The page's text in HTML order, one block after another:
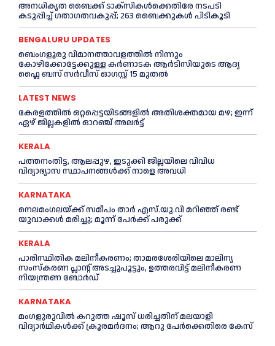
അനധികൃത ബൈക്ക് ടാക്‌സികൾക്കെതിരേ നടപടി
കടുപ്പിച്ച് ഗതാഗതവകുപ്പ്; 263 ബൈക്കുകള്‍ പിടികൂടി
BENGALURU UPDATES
ബെംഗളൂരു വിമാനത്താവളത്തിൽ നിന്നും
കോഴിക്കോട്ടേക്കുള്ള കർണാടക ആർടിസിയുടെ ആദ്യ
ഫ്ലൈ ബസ് സര്‍വീസ് ഓഗസ്റ്റ് 15 മുതല്‍
LATEST NEWS
കേരളത്തില്‍ ഒറ്റപ്പെട്ടയിടങ്ങളില്‍ അതിശക്തമായ മഴ; ഇന്ന്
ഏഴ് ജില്ലകളില്‍ ഓറഞ്ച് അലര്‍ട്ട്
KERALA
പത്തനംതിട്ട, ആലപ്പുഴ, ഇടുക്കി ജില്ലയിലെ വിവിധ
വിദ്യാഭ്യാസ സ്ഥാപനങ്ങള്‍ക്ക് നാളെ അവധി
KARNATAKA
നെലമംഗലയ്ക്ക് സമീപം താർ എസ്‌.യു.വി മറിഞ്ഞ് രണ്ട്
യുവാക്കൾ മരിച്ചു; മൂന്ന് പേർക്ക് പരുക്ക്
KERALA
പാരിസ്ഥിതിക മലിനീകരണം; താമരശേരിയിലെ മാലിന്യ
സംസ്കരണ പ്ലാന്റ് അടച്ചുപൂട്ടും, ഉത്തരവിട്ട് മലിനീകരണ
നിയന്ത്രണ ബോർഡ്
KARNATAKA
മംഗളുരുവില്‍ കറുത്ത ഷൂസ് ധരിച്ചതിന് മലയാളി
വിദ്യാര്‍ഥികള്‍ക്ക് ക്രൂരമര്‍ദനം; ആറു പേര്‍ക്കെതിരെ കേസ്